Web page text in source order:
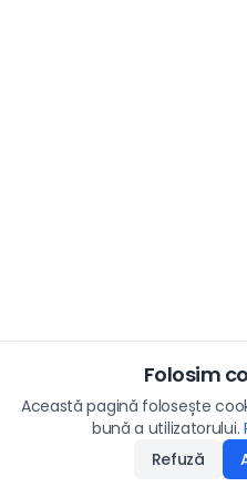
Folosim
Această pagină folosește
bună a utilizatorului.
Refuză